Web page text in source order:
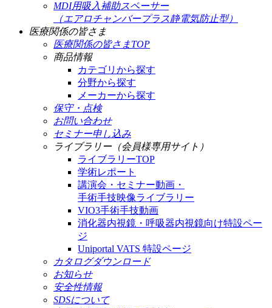
MDI用吸入補助スペーサー
（エアロチャンバープラス静電気防止型）
医療関係の皆さま
医療関係の皆さまTOP
商品情報
カテゴリから探す
分野から探す
メーカーから探す
保守・点検
お問い合わせ
セミナー申し込み
ライブラリー（会員様専用サイト）
ライブラリーTOP
学術レポート
講演会・セミナー動画・
手術手技映像ライブラリー
VIO3手術手技動画
消化器内視鏡・呼吸器内視鏡向け特設ペー
ジ
Uniportal VATS 特設ページ
カタログダウンロード
お知らせ
安全性情報
SDSについて